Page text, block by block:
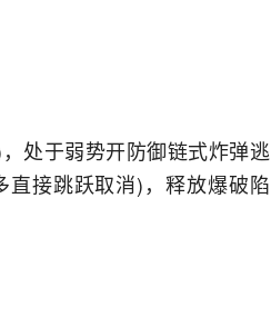
处于弱势开防御链式炸弹逃
接跳跃取消)，释放爆破陷